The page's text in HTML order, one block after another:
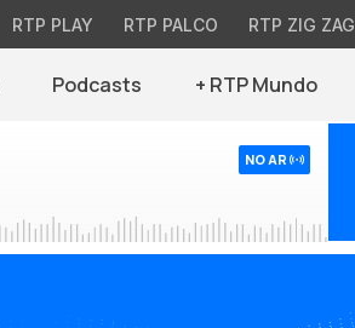
RTP PLAY RTP PALCO RTP ZIG ZAG
Podcasts + RTP Mundo
NO AR